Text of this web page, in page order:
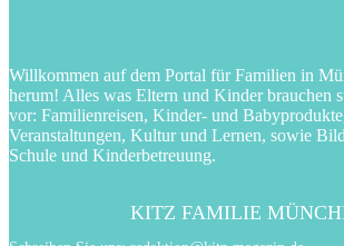
Willkommen auf dem Portal für Familien in
herum! Alles was Eltern und Kinder brauchen
vor: Familienreisen, Kinder- und
Veranstaltungen, Kultur und Lernen, sowie
Schule und Kinderbetreuung.
KITZ FAMILIE